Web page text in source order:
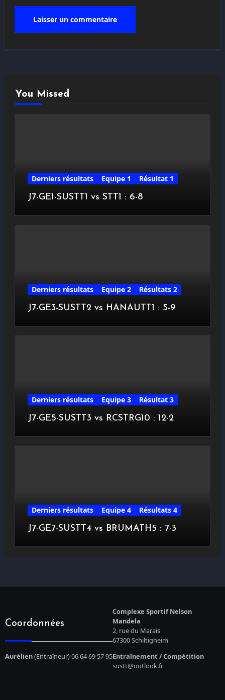
You Missed
Derniers résultats Equipe 1
Résultat 1
J7-GE1-SUSTT1 vs STT1 : 6-8
Derniers résultats Equipe 2
Résultats 2
J7-GE3-SUSTT2 vs HANAUTT1 : 5-9
Derniers résultats Equipe 3
Résultat 3
J7-GE5-SUSTT3 vs RCSTRG10 : 12-2
Derniers résultats Equipe 4
Résultats 4
J7-GE7-SUSTT4 vs BRUMATH5 : 7-3
Coordonnées
Complexe Sportif Nelson
Mandela
2, rue du Marais
67300 Schiltigheim
Aurélien(Entraîneur) 06 64 69 57 95Entraînement / Compétition
sustt@outlook.fr